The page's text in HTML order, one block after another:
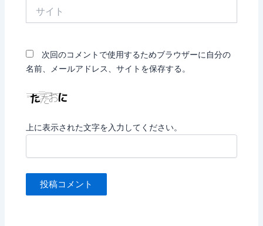
次回のコメントで使用するためブラウザーに自分の
名前、メールアドレス、サイトを保存する。
上に表示された文字を入力してください。